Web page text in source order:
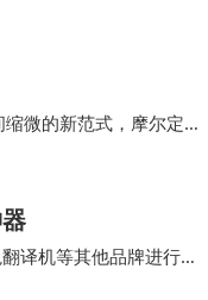
微的新范式，摩尔定律
译机等其他品牌进行对
语言种类…